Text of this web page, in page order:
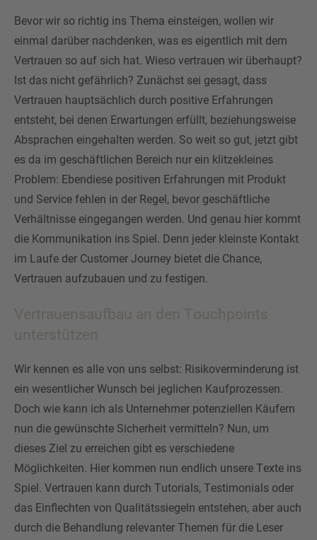
Bevor wir so richtig ins Thema einsteigen, wollen wir
einmal darüber nachdenken, was es eigentlich mit dem
Vertrauen so auf sich hat. Wieso vertrauen wir überhaupt?
Ist das nicht gefährlich? Zunächst sei gesagt, dass
Vertrauen hauptsächlich durch positive Erfahrungen
entsteht, bei denen Erwartungen erfüllt, beziehungsweise
Absprachen eingehalten werden. So weit so gut, jetzt gibt
es da im geschäftlichen Bereich nur ein klitzekleines
Problem: Ebendiese positiven Erfahrungen mit Produkt
und Service fehlen in der Regel, bevor geschäftliche
Verhältnisse eingegangen werden. Und genau hier kommt
die Kommunikation ins Spiel. Denn jeder kleinste Kontakt
im Laufe der Customer Journey bietet die Chance,
Vertrauen aufzubauen und zu festigen.
Vertrauensaufbau an den Touchpoints
unterstützen
Wir kennen es alle von uns selbst: Risikoverminderung ist
ein wesentlicher Wunsch bei jeglichen Kaufprozessen.
Doch wie kann ich als Unternehmer potenziellen Käufern
nun die gewünschte Sicherheit vermitteln? Nun, um
dieses Ziel zu erreichen gibt es verschiedene
Möglichkeiten. Hier kommen nun endlich unsere Texte ins
Spiel. Vertrauen kann durch Tutorials, Testimonials oder
das Einflechten von Qualitätssiegeln entstehen, aber auch
durch die Behandlung relevanter Themen für die Leser